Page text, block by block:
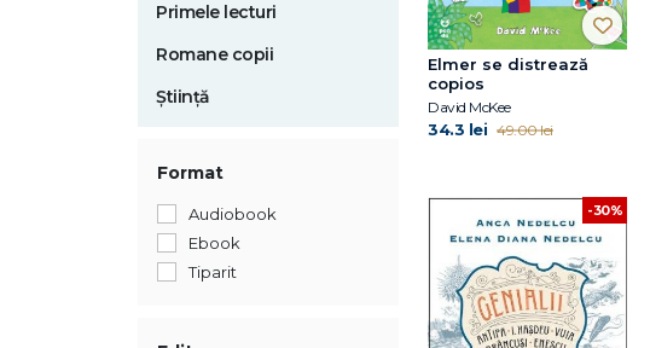
Primele lecturi
Romane copii
Știință
Format
Audiobook
Ebook
Tiparit
Elmer se distrează
copios
David McKee
34.3 lei 49.00 lei
-30%